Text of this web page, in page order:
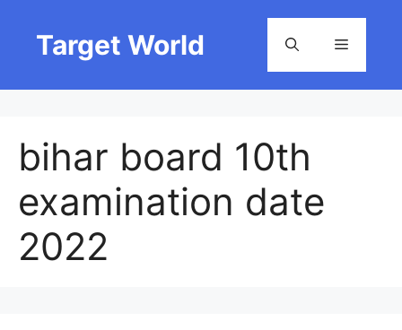
contentTarget World Menu
bihar board 10th
examination date
2022